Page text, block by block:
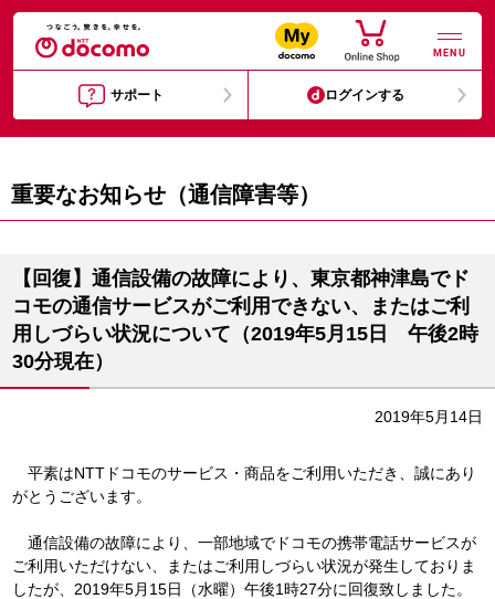
MENU
サポート ログインする
重要なお知らせ（通信障害等）
【回復】通信設備の故障により、東京都神津島でド
コモの通信サービスがご利用できない、またはご利
用しづらい状況について（2019年5月15日 午後2時
30分現在）
2019年5月14日
平素はNTTドコモのサービス・商品をご利用いただき、誠にあり
がとうございます。
通信設備の故障により、一部地域でドコモの携帯電話サービスが
ご利用いただけない、またはご利用しづらい状況が発生しておりま
したが、2019年5月15日（水曜）午後1時27分に回復致しました。